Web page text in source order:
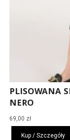
PLISOWANA
NERO
69,00 zł
Kup / Szczegóły